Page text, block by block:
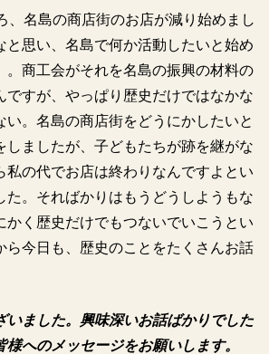
名島の商店街のお店が減り始めまし
と思い、名島で何か活動したいと始め
。商工会がそれを名島の振興の材料の
ですが、やっぱり歴史だけではなかな
い。名島の商店街をどうにかしたいと
しましたが、子どもたちが跡を継がな
私の代でお店は終わりなんですよとい
た。そればかりはもうどうしようもな
かく歴史だけでもつないでいこうとい
ら今日も、歴史のことをたくさんお話
ました。興味深いお話ばかりでした
様へのメッセージをお願いします。